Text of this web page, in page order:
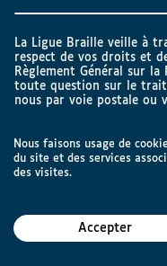
La Ligue Braille veille à
respect de vos droits et
Règlement Général sur la
toute question sur le
nous par voie postale ou
Nous faisons usage de
du site et des services
des visites.
Accepter